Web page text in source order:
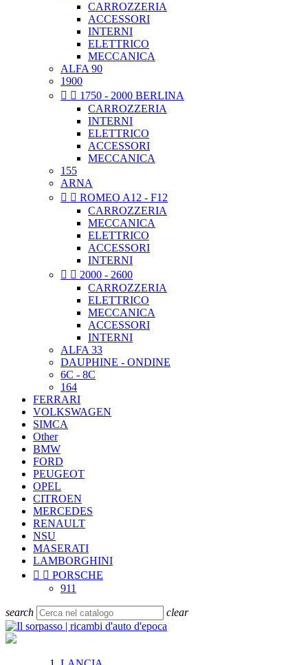
CARROZZERIA
ACCESSORI
INTERNI
ELETTRICO
MECCANICA
ALFA 90
1900
  1750 - 2000 BERLINA
CARROZZERIA
INTERNI
ELETTRICO
ACCESSORI
MECCANICA
155
ARNA
  ROMEO A12 - F12
CARROZZERIA
MECCANICA
ELETTRICO
ACCESSORI
INTERNI
  2000 - 2600
CARROZZERIA
ELETTRICO
MECCANICA
ACCESSORI
INTERNI
ALFA 33
DAUPHINE - ONDINE
6C - 8C
164
FERRARI
VOLKSWAGEN
SIMCA
Other
BMW
FORD
PEUGEOT
OPEL
CITROEN
MERCEDES
RENAULT
NSU
MASERATI
LAMBORGHINI
  PORSCHE
911
search clear